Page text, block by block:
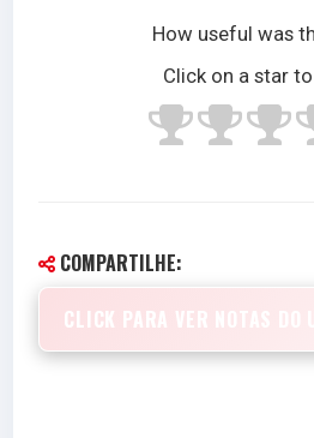
How useful was
Click on a star
COMPARTILHE:
CLICK PARA VER NOTAS DO